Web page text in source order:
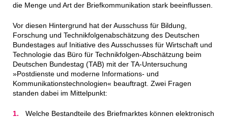
die Menge und Art der Briefkommunikation stark beeinflussen.
Vor diesen Hintergrund hat der Ausschuss für Bildung,
Forschung und Technikfolgenabschätzung des Deutschen
Bundestages auf Initiative des Ausschusses für Wirtschaft und
Technologie das Büro für Technikfolgen-Abschätzung beim
Deutschen Bundestag (TAB) mit der TA-Untersuchung
»Postdienste und moderne Informations- und
Kommunikationstechnologien« beauftragt. Zwei Fragen
standen dabei im Mittelpunkt:
Welche Bestandteile des Briefmarktes können elektronisch